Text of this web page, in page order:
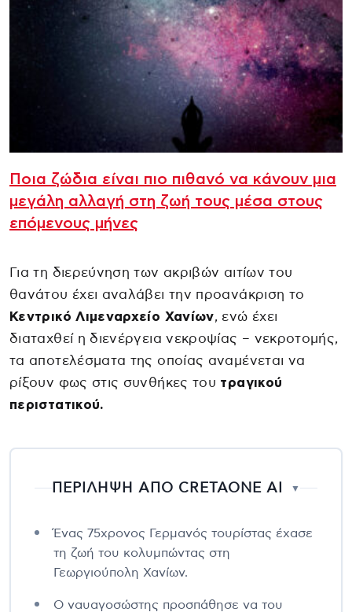
Ποια ζώδια είναι πιο πιθανό να κάνουν μια
μεγάλη αλλαγή στη ζωή τους μέσα στους
επόμενους μήνες
Για τη διερεύνηση των ακριβών αιτίων του
θανάτου έχει αναλάβει την προανάκριση το
Κεντρικό Λιμεναρχείο Χανίων, ενώ έχει
διαταχθεί η διενέργεια νεκροψίας – νεκροτομής,
τα αποτελέσματα της οποίας αναμένεται να
ρίξουν φως στις συνθήκες του τραγικού
περιστατικού.
ΠΕΡΙΛΗΨΗ ΑΠΟ CRETAONE AI ▼
Ένας 75χρονος Γερμανός τουρίστας έχασε
τη ζωή του κολυμπώντας στη
Γεωργιούπολη Χανίων.
Ο ναυαγοσώστης προσπάθησε να του